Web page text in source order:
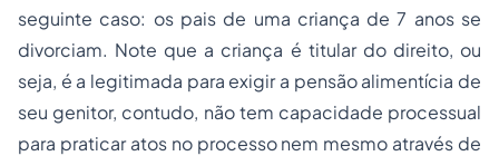
seguinte caso: os pais de uma criança de 7 anos se
divorciam. Note que a criança é titular do direito, ou
seja, é a legitimada para exigir a pensão alimentícia de
seu genitor, contudo, não tem capacidade processual
para praticar atos no processo nem mesmo através de